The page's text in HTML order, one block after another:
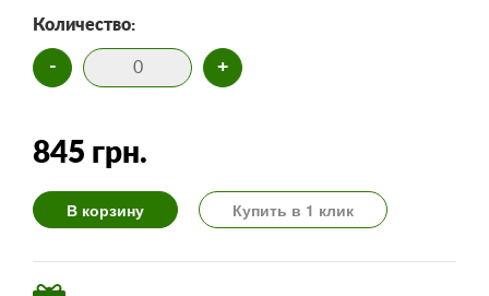
Количество:
- +
845 грн.
В корзину Купить в 1 клик